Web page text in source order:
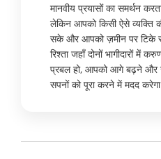
मानवीय प्रयासों का समर्थन
लेकिन आपको किसी ऐसे व्यक्ति
सके और आपको ज़मीन पर टिके
रिश्ता जहाँ दोनों भागीदारों में
प्रबल हो, आपको आगे बढ़ने और
सपनों को पूरा करने में मदद